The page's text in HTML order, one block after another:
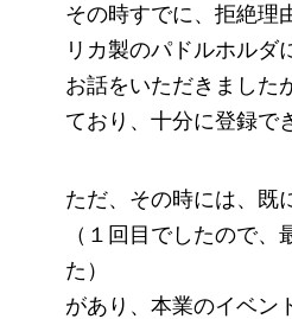
その時すでに、拒絶理
リカ製のパドルホルダ
お話をいただきました
ており、十分に登録で
ただ、その時には、既
（１回目でしたので
た）
があり、本業のイベン